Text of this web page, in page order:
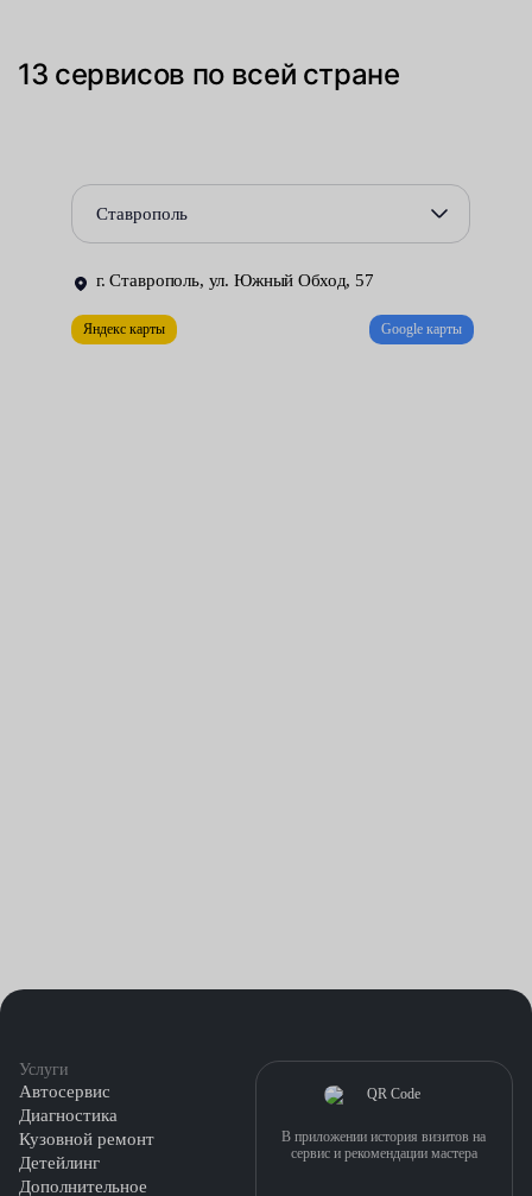
сохранить интегритет автомобиля.
Аварийные повреждения: При аварии или столкновении
может возникнуть повреждение автостекла двери.
восстановления безопасности и целостности автомобиля.
конкурентов:
опытных и квалифицированных специалистов, которые
обладают глубокими знаниями и навыками в области
замены автостекла двери. Они точно определяют
13 сервисов по всей стране
Ставрополь
г. Ставрополь, ул. Южный Обход, 57
Яндекс карты Google карты
Услуги
Автосервис
Диагностика
Кузовной ремонт
Детейлинг
Дополнительное
В приложении история визитов на
сервис и рекомендации мастера